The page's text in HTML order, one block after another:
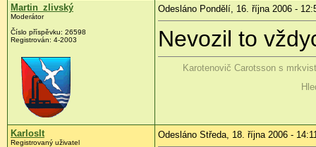
Martin_zlivský
Moderátor
Číslo příspěvku: 26598
Registrován: 4-2003
Odesláno Pondělí, 16. října 2006 -
Nevozil to
Karotenovič Carotsson s
Karloslt
Registrovaný uživatel
Odesláno Středa, 18. října 2006 -